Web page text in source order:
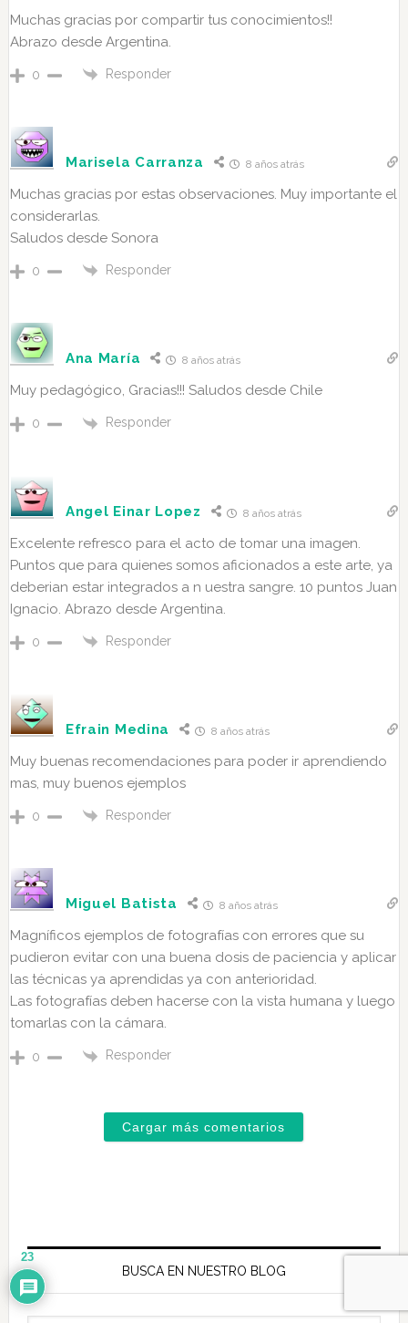
Muchas gracias por compartir tus conocimientos!!
Abrazo desde Argentina.
0 Responder
Marisela Carranza 8 años atrás
Muchas gracias por estas observaciones. Muy importante el
considerarlas.
Saludos desde Sonora
0 Responder
Ana María 8 años atrás
Muy pedagógico, Gracias!!! Saludos desde Chile
0 Responder
Angel Einar Lopez 8 años atrás
Excelente refresco para el acto de tomar una imagen.
Puntos que para quienes somos aficionados a este arte, ya
deberian estar integrados a n uestra sangre. 10 puntos Juan
Ignacio. Abrazo desde Argentina.
0 Responder
Efrain Medina 8 años atrás
Muy buenas recomendaciones para poder ir aprendiendo
mas, muy buenos ejemplos
0 Responder
Miguel Batista 8 años atrás
Magníficos ejemplos de fotografías con errores que su
pudieron evitar con una buena dosis de paciencia y aplicar
las técnicas ya aprendidas ya con anterioridad.
Las fotografías deben hacerse con la vista humana y luego
tomarlas con la cámara.
0 Responder
Cargar más comentarios
Primary
Sidebar
BUSCA EN NUESTRO BLOG
23